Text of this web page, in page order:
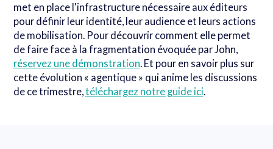
met en place l'infrastructure nécessaire aux éditeurs
pour définir leur identité, leur audience et leurs actions
de mobilisation. Pour découvrir comment elle permet
de faire face à la fragmentation évoquée par John,
réservez une démonstration. Et pour en savoir plus sur
cette évolution « agentique » qui anime les discussions
de ce trimestre,téléchargez notre guide ici.